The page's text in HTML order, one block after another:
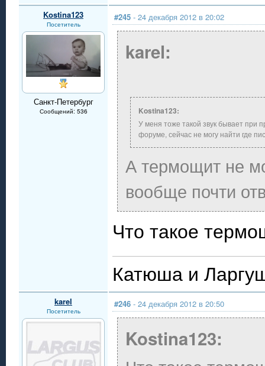
Kostina123
Посетитель
Санкт-Петербург
Сообщений: 536
#245 - 24 декабря 2012 в 20:02
karel:
Kostina123:
У меня тоже такой звук бывает при
форуме, сейчас не могу найти где
А термощит не
вообще почти
Что такое
Катюша и
karel
Посетитель
#246 - 24 декабря 2012 в 20:50
Kostina123: